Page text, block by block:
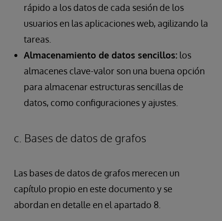
rápido a los datos de cada sesión de los
usuarios en las aplicaciones web, agilizando la
tareas.
Almacenamiento de datos sencillos: los
almacenes clave-valor son una buena opción
para almacenar estructuras sencillas de
datos, como configuraciones y ajustes.
c. Bases de datos de grafos
Las bases de datos de grafos merecen un
capítulo propio en este documento y se
abordan en detalle en el apartado 8.